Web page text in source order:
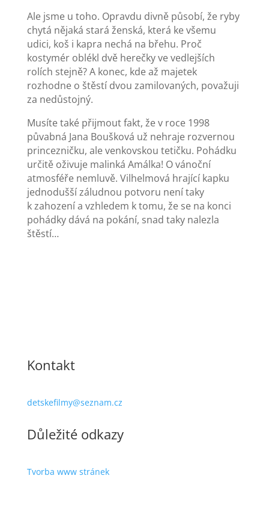
Ale jsme u toho. Opravdu divně působí, že ryby
chytá nějaká stará ženská, která ke všemu
udici, koš i kapra nechá na břehu. Proč
kostymér oblékl dvě herečky ve vedlejších
rolích stejně? A konec, kde až majetek
rozhodne o štěstí dvou zamilovaných, považuji
za nedůstojný.
Musíte také přijmout fakt, že v roce 1998
půvabná Jana Boušková už nehraje rozvernou
princezničku, ale venkovskou tetičku. Pohádku
určitě oživuje malinká Amálka! O vánoční
atmosféře nemluvě. Vilhelmová hrající kapku
jednodušší záludnou potvoru není taky
k zahození a vzhledem k tomu, že se na konci
pohádky dává na pokání, snad taky nalezla
štěstí…
Kontakt
detskefilmy@seznam.cz
Důležité odkazy
Tvorba www stránek